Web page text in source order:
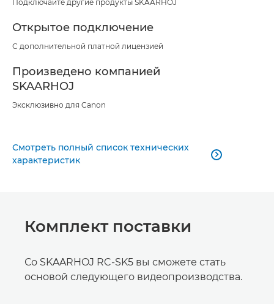
Подключайте другие продукты SKAARHOJ
Открытое подключение
С дополнительной платной лицензией
Произведено компанией
SKAARHOJ
Эксклюзивно для Canon
Смотреть полный список технических
характеристик

Комплект поставки
Со SKAARHOJ RC-SK5 вы сможете стать
основой следующего видеопроизводства.